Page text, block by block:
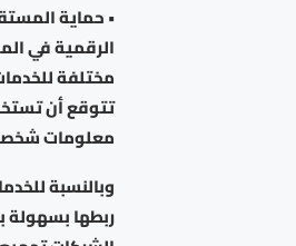
• حماية
الرقمية في
مختلفة
تتوقع أن
معلومات
وبالنسبة
ربطها بسهولة